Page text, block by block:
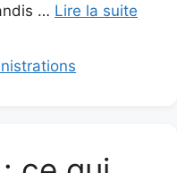
… Lire la suite